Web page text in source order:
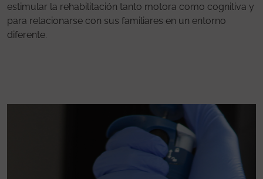
estimular la rehabilitación tanto motora como cognitiva y
para relacionarse con sus familiares en un entorno
diferente.